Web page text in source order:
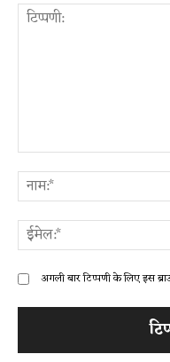
अगली बार टिप्पणी के लिए इस